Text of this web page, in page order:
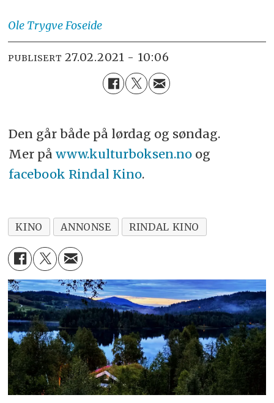
Ole TrygveFoseide
PUBLISERT 27.02.2021 - 10:06
Den går både på lørdag og søndag.
Mer på www.kulturboksen.noog
facebook Rindal Kino.
KINO ANNONSE RINDAL KINO